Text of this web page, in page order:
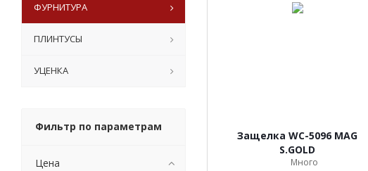
Защелка WC-5096 MAG
S.GOLD
Много
ФУРНИТУРА
ПЛИНТУСЫ
УЦЕНКА
Фильтр по параметрам
Цена